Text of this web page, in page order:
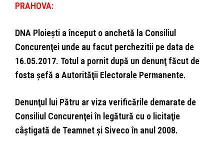
PRAHOVA:
DNA Ploieşti a început o anchetă la Consiliul
Concurenţei unde au facut perchezitii pe data de
16.05.2017. Totul a pornit după un denunţ făcut de
fosta şefă a Autorităţii Electorale Permanente.
Denunţul lui Pătru ar viza verificările demarate de
Consiliul Concurenţei în legătură cu o licitaţie
câştigată de Teamnet şi Siveco în anul 2008.